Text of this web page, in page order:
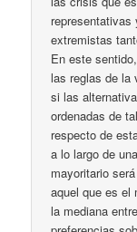
extremistas
En este
las reglas de la
si las
ordenadas de
respecto de
a lo largo de
mayoritario
aquel que es el
la mediana